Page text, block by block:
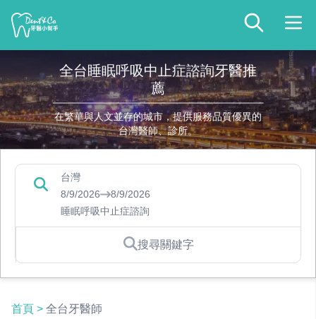
全台睡眠呼吸中止症諮詢牙醫推
薦
在繁華與人文並存的城市，提供服務品質優異的
台灣醫師、診所。
台灣
8/9/2026
8/9/2026
睡眠呼吸中止症諮詢
搜尋關鍵字
首頁 > 全台牙醫師